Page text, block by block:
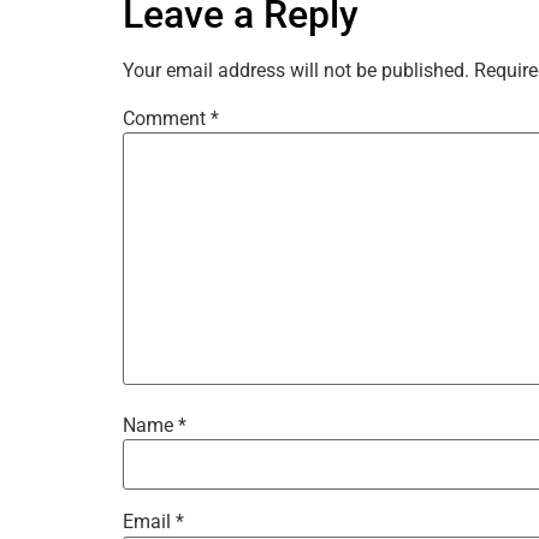
Leave a Reply
Your email address will not be published.
Comment *
Name *
Email *